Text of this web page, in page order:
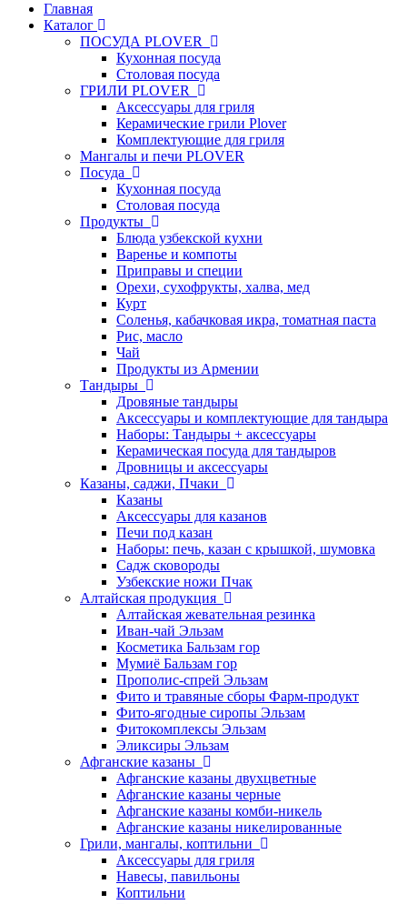
Главная
Каталог
ПОСУДА PLOVER
Кухонная посуда
Столовая посуда
ГРИЛИ PLOVER
Аксессуары для гриля
Керамические грили Plover
Комплектующие для гриля
Мангалы и печи PLOVER
Посуда
Кухонная посуда
Столовая посуда
Продукты
Блюда узбекской кухни
Варенье и компоты
Приправы и специи
Орехи, сухофрукты, халва, мед
Курт
Соленья, кабачковая икра, томатная паста
Рис, масло
Чай
Продукты из Армении
Тандыры
Дровяные тандыры
Аксессуары и комплектующие для тандыра
Наборы: Тандыры + аксессуары
Керамическая посуда для тандыров
Дровницы и аксессуары
Казаны, саджи, Пчаки
Казаны
Аксессуары для казанов
Печи под казан
Наборы: печь, казан с крышкой, шумовка
Садж сковороды
Узбекские ножи Пчак
Алтайская продукция
Алтайская жевательная резинка
Иван-чай Эльзам
Косметика Бальзам гор
Мумиё Бальзам гор
Прополис-спрей Эльзам
Фито и травяные сборы Фарм-продукт
Фито-ягодные сиропы Эльзам
Фитокомплексы Эльзам
Эликсиры Эльзам
Афганские казаны
Афганские казаны двухцветные
Афганские казаны черные
Афганские казаны комби-никель
Афганские казаны никелированные
Грили, мангалы, коптильни
Аксессуары для гриля
Навесы, павильоны
Коптильни